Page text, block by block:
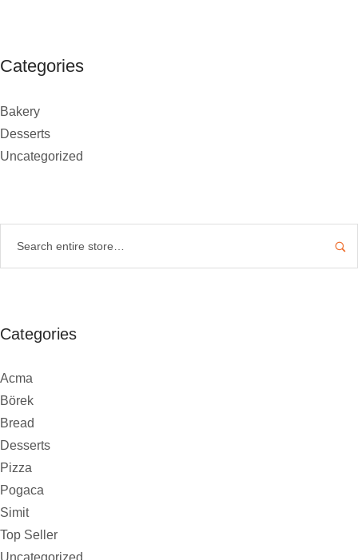
Categories
Bakery
Desserts
Uncategorized
Categories
Acma
Börek
Bread
Desserts
Pizza
Pogaca
Simit
Top Seller